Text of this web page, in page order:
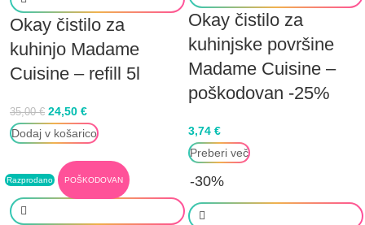
Okay čistilo za
kuhinjo Madame
Cuisine – refill 5l
35,00€ 24,50 €
Dodaj v košarico
Okay čistilo za
kuhinjske površine
Madame Cuisine –
poškodovan -25%
3,74 €
Preberi več
Razprodano POŠKODOVAN -30%